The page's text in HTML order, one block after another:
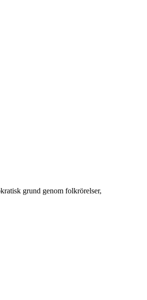
grund genom folkrörelser,